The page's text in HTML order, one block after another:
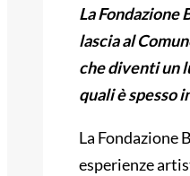
La Fondazione
lascia al
che diventi un
quali è spesso
La Fondazione
esperienze